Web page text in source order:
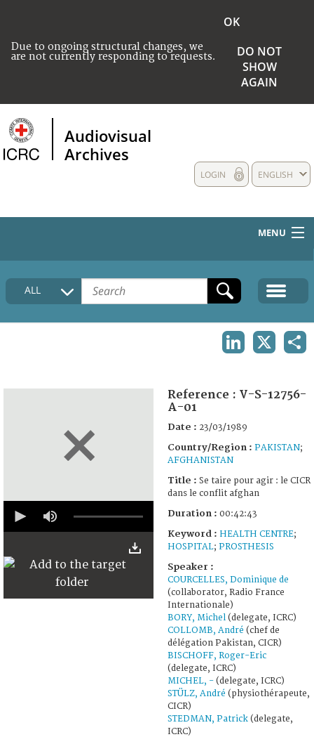
Due to ongoing structural changes, we
are not currently responding to requests.
OK
DO NOT
SHOW
AGAIN
Audiovisual
Archives
ENGLISH
LOGIN
MENU
HOME
COLLECTIONS DESCRIPTION
ALL
seconds
43
Reference : V-S-12756-
A-01
Date : 23/03/1989
Country/Region : PAKISTAN;
AFGHANISTAN
Title : Se taire pour agir : le CICR
dans le conflit afghan
Duration : 00:42:43
Keyword : HEALTH CENTRE;
HOSPITAL; PROSTHESIS
Speaker :
COURCELLES, Dominique de
(collaborator, Radio France
Internationale)
BORY, Michel (delegate, ICRC)
COLLOMB, André (chef de
délégation Pakistan, CICR)
BISCHOFF, Roger-Eric
(delegate, ICRC)
MICHEL, - (delegate, ICRC)
STÜLZ, André (physiothérapeute,
CICR)
STEDMAN, Patrick (delegate,
ICRC)